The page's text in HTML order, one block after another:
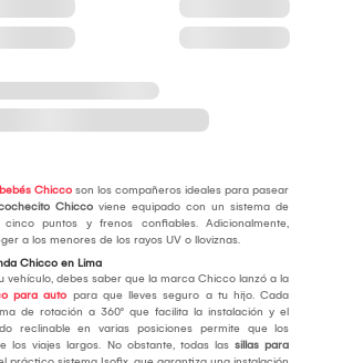
Chicco son los compañeros ideales para pasear
Chicco viene equipado con un sistema de
puntos y frenos confiables. Adicionalmente,
a los menores de los rayos UV o lloviznas.
Chicco en Lima
vehículo, debes saber que la marca Chicco lanzó a la
para auto para que lleves seguro a tu hijo. Cada
de rotación a 360° que facilita la instalación y el
reclinable en varias posiciones permite que los
los viajes largos. No obstante, todas lassillas para